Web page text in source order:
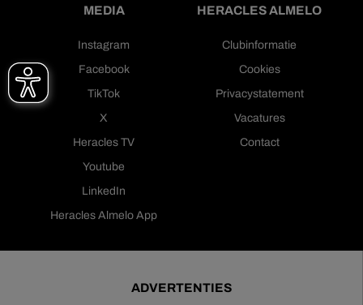
MEDIA
Instagram
Facebook
TikTok
X
Heracles TV
Youtube
LinkedIn
Heracles Almelo App
HERACLES ALMELO
Clubinformatie
Cookies
Privacystatement
Vacatures
Contact
ADVERTENTIES